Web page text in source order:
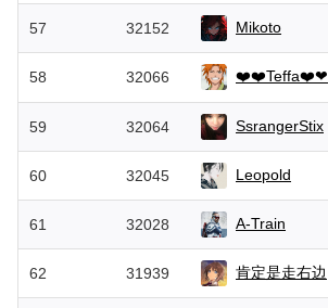
57 32152 Mikoto
58 32066 ❤️❤️Teffa❤️❤
59 32064 SsrangerStix
60 32045 Leopold
61 32028 A-Train
62 31939 肯定是走右边